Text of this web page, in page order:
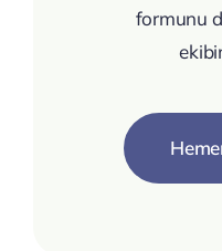
formunu